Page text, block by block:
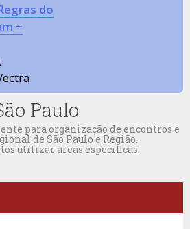
do
~
Paulo
para organização de encontros e
de São Paulo e Região.
utilizar áreas especificas.